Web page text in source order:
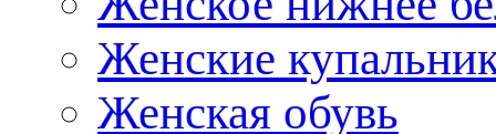
Женские
Женская обувь